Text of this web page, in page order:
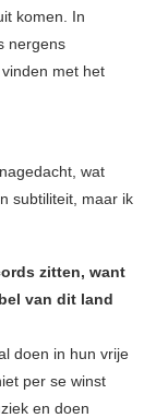
komen. In
nergens
met het
wat
subtiliteit, maar ik
zitten, want
van dit land
doen in hun vrije
per se winst
en doen